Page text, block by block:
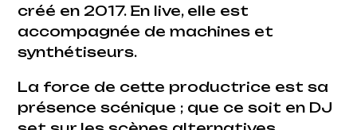
créé en 2017. En live, elle est
accompagnée de machines et
synthétiseurs.
La force de cette productrice est sa
présence scénique ; que ce soit en DJ